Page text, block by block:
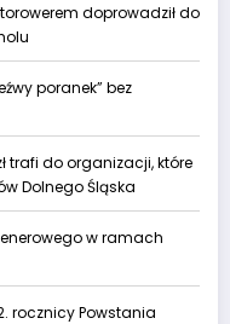
doprowadził do
poranek” bez
trafi do organizacji, które
Dolnego Śląska
w ramach
rocznicy Powstania